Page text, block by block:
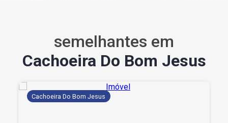
semelhantes em
Cachoeira Do Bom Jesus
Cachoeira Do Bom Jesus